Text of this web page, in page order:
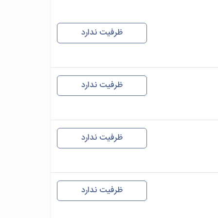
ظرفیت ندارد
ظرفیت ندارد
ظرفیت ندارد
ظرفیت ندارد